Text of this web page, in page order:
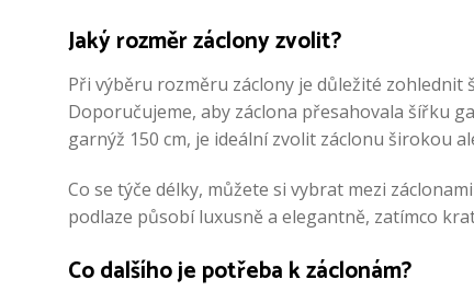
Jaký rozměr záclony zvolit?
Při výběru rozměru záclony je důležité zohlednit
Doporučujeme, aby záclona přesahovala šířku
garnýž 150 cm, je ideální zvolit záclonu širokou
Co se týče délky, můžete si vybrat mezi
podlaze působí luxusně a elegantně, zatímco
Co dalšího je potřeba k záclonám?